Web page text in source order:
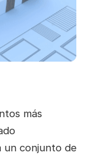
más
un conjunto de